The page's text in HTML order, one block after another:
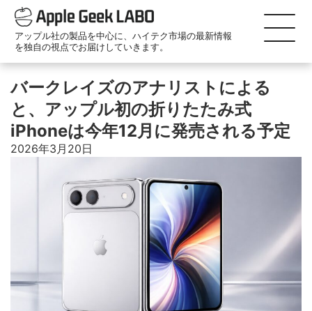
アップル社の製品を中心に、ハイテク市場の最新情報
を独自の視点でお届けしていきます。
バークレイズのアナリストによる
と、アップル初の折りたたみ式
iPhoneは今年12月に発売される予定
2026年3月20日